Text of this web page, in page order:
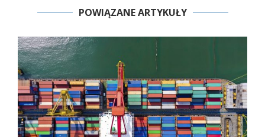
POWIĄZANE ARTYKUŁY